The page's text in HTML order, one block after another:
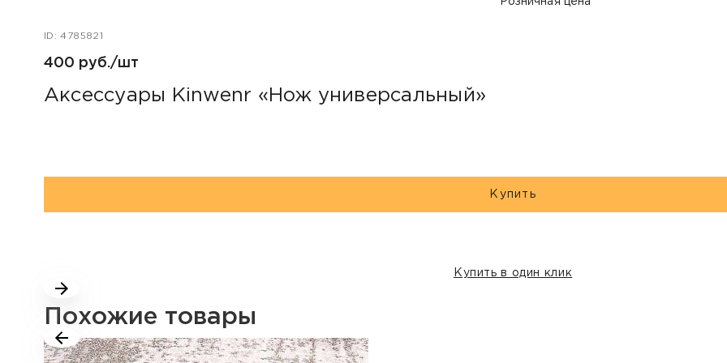
ID: 4785821
400 руб./шт
Аксессуары Kinwenr «Нож универсальный»
Купить
Купить в один клик
Похожие товары